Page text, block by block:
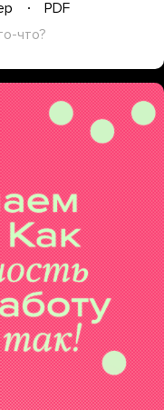
PDF
что?